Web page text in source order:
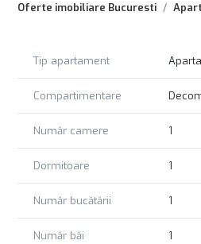
Oferte imobiliare Bucuresti
panouri radiante Sunjoy, iar
Se vinde mobilat si utilat exact ca
detalii va stam oricand la
Pentru aceasta tranzactie,
Tip apartament
Compartimentare
Număr camere 1
Dormitoare 1
Număr bucătării 1
Număr băi 1